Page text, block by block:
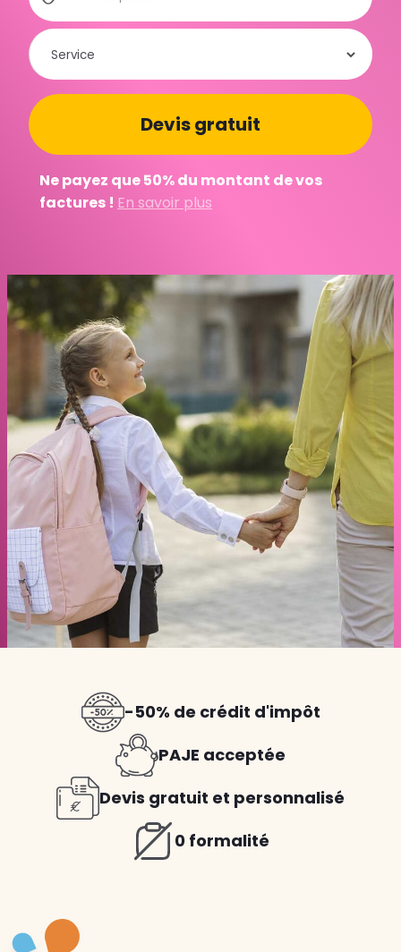
Ne payez que 50% du montant de vos
factures ! En savoir plus
-50% de crédit d'impôt
PAJE acceptée
Devis gratuit et personnalisé
0 formalité